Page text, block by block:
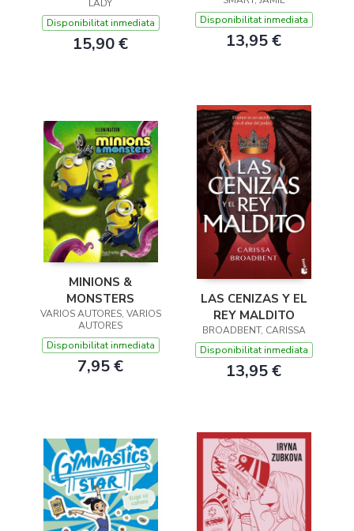
LADY
Disponibilitat inmediata
15,90 €
Disponibilitat inmediata
13,95 €
MINIONS &
MONSTERS
VARIOS AUTORES, VARIOS
AUTORES
Disponibilitat inmediata
7,95 €
LAS CENIZAS Y EL
REY MALDITO
BROADBENT, CARISSA
Disponibilitat inmediata
13,95 €